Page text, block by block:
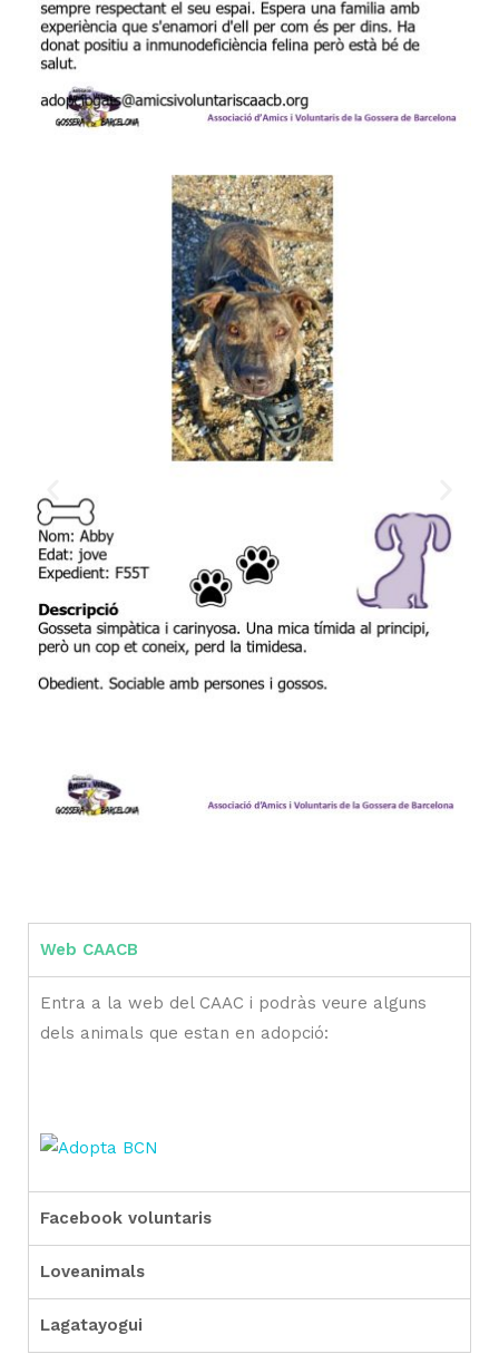
Web CAACB
Entra a la web del CAAC i podràs veure alguns
dels animals que estan en adopció:
Facebook voluntaris
Loveanimals
Lagatayogui